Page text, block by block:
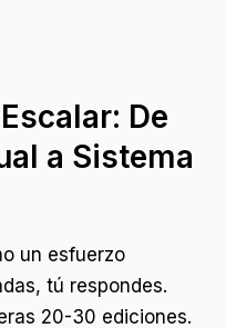
De
a Sistema
un esfuerzo
tú respondes.
20-30 ediciones.